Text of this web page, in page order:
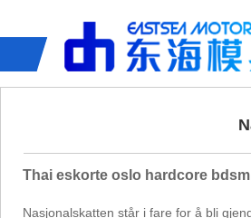
Thai eskorte oslo hardcore bdsm
Nasjonalskatten står i fare for å bli